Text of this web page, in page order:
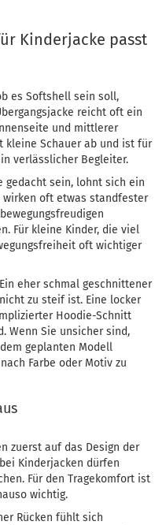
Kinderjacke passt
es Softshell sein soll,
reicht oft ein
und mittlerer
kleine Schauer ab und ist für
verlässlicher Begleiter.
gedacht sein, lohnt sich ein
oft etwas standfester
Für kleine Kinder, die viel
oft wichtiger
eher schmal geschnittener
zu steif ist. Eine locker
Hoodie-Schnitt
Wenn Sie unsicher sind,
geplanten Modell
Farbe oder Motiv zu
zuerst auf das Design der
Kinderjacken dürfen
Für den Tragekomfort ist
wichtig.
Rücken fühlt sich